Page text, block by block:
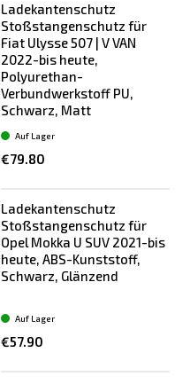
Ladekantenschutz
Stoßstangenschutz für
Fiat Ulysse 507 | V VAN
2022-bis heute,
Polyurethan-
Verbundwerkstoff PU,
Schwarz, Matt
€79.80
Auf Lager
Ladekantenschutz
Stoßstangenschutz für
Opel Mokka U SUV 2021-bis
heute, ABS-Kunststoff,
Schwarz, Glänzend
€57.90
Auf Lager